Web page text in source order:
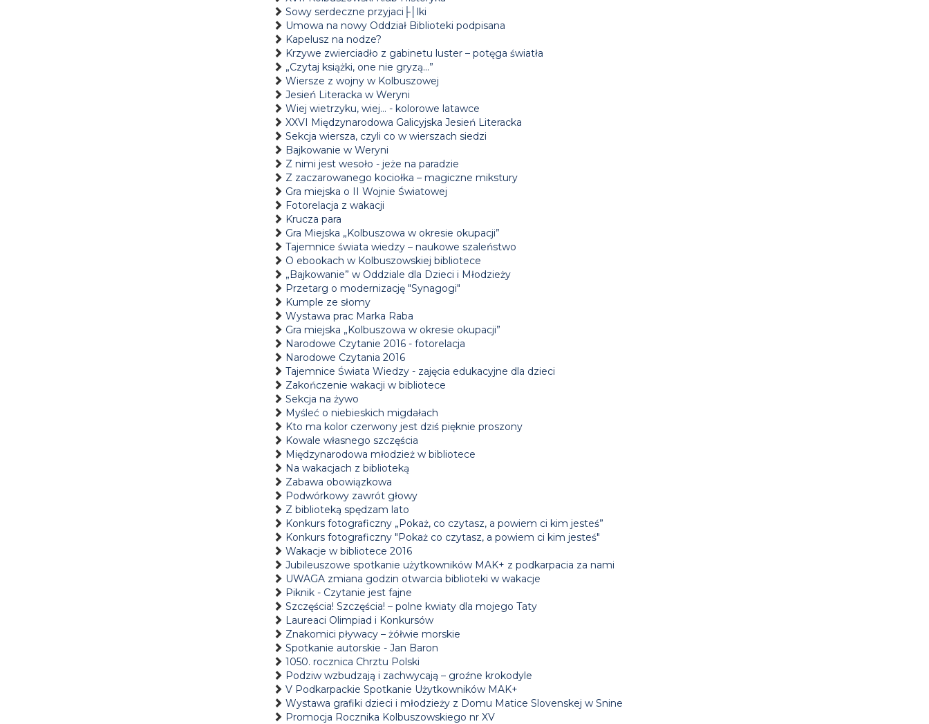
Sowy serdeczne przyjaci├│lki
Umowa na nowy Oddział Biblioteki podpisana
Kapelusz na nodze?
Krzywe zwierciadło z gabinetu luster – potęga światła
„Czytaj książki, one nie gryzą...”
Wiersze z wojny w Kolbuszowej
Jesień Literacka w Weryni
Wiej wietrzyku, wiej… - kolorowe latawce
XXVI Międzynarodowa Galicyjska Jesień Literacka
Sekcja wiersza, czyli co w wierszach siedzi
Bajkowanie w Weryni
Z nimi jest wesoło - jeże na paradzie
Z zaczarowanego kociołka – magiczne mikstury
Gra miejska o II Wojnie Światowej
Fotorelacja z wakacji
Krucza para
Gra Miejska „Kolbuszowa w okresie okupacji”
Tajemnice świata wiedzy – naukowe szaleństwo
O ebookach w Kolbuszowskiej bibliotece
„Bajkowanie” w Oddziale dla Dzieci i Młodzieży
Przetarg o modernizację "Synagogi"
Kumple ze słomy
Wystawa prac Marka Raba
Gra miejska „Kolbuszowa w okresie okupacji”
Narodowe Czytanie 2016 - fotorelacja
Narodowe Czytania 2016
Tajemnice Świata Wiedzy - zajęcia edukacyjne dla dzieci
Zakończenie wakacji w bibliotece
Sekcja na żywo
Myśleć o niebieskich migdałach
Kto ma kolor czerwony jest dziś pięknie proszony
Kowale własnego szczęścia
Międzynarodowa młodzież w bibliotece
Na wakacjach z biblioteką
Zabawa obowiązkowa
Podwórkowy zawrót głowy
Z biblioteką spędzam lato
Konkurs fotograficzny „Pokaż, co czytasz, a powiem ci kim jesteś”
Konkurs fotograficzny "Pokaż co czytasz, a powiem ci kim jesteś"
Wakacje w bibliotece 2016
Jubileuszowe spotkanie użytkowników MAK+ z podkarpacia za nami
UWAGA zmiana godzin otwarcia biblioteki w wakacje
Piknik - Czytanie jest fajne
Szczęścia! Szczęścia! – polne kwiaty dla mojego Taty
Laureaci Olimpiad i Konkursów
Znakomici pływacy – żółwie morskie
Spotkanie autorskie - Jan Baron
1050. rocznica Chrztu Polski
Podziw wzbudzają i zachwycają – groźne krokodyle
V Podkarpackie Spotkanie Użytkowników MAK+
Wystawa grafiki dzieci i młodzieży z Domu Matice Slovenskej w Snine
Promocja Rocznika Kolbuszowskiego nr XV